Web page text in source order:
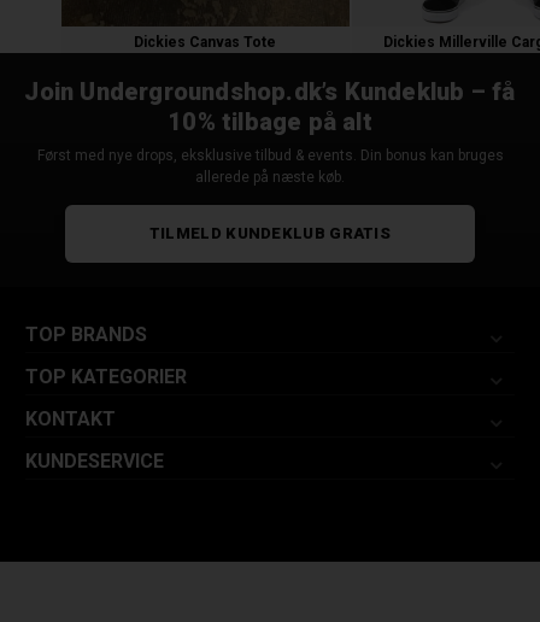
Dickies Canvas Tote Dickies Millerville
Join Undergroundshop.dk’s Kundeklub – få
10% tilbage på alt
Først med nye drops, eksklusive tilbud & events. Din bonus kan bruges
allerede på næste køb.
TILMELD KUNDEKLUB GRATIS
TOP BRANDS
TOP KATEGORIER
KONTAKT
KUNDESERVICE